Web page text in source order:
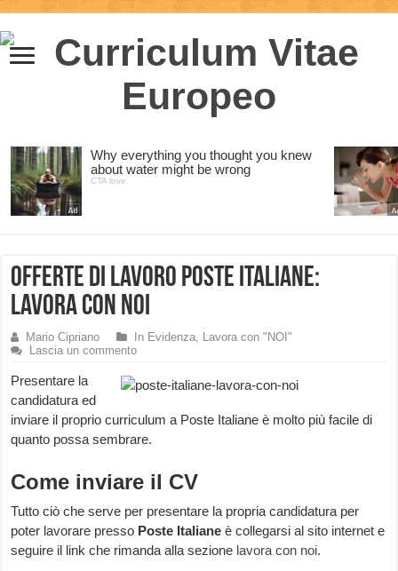
Offerte di Lavoro Poste Italiane:
lavora con noi
Mario Cipriano In Evidenza, Lavora con "NOI"
Lascia un commento
Presentare la
candidatura ed
inviare il proprio curriculum a Poste Italiane è molto più facile di
quanto possa sembrare.
Come inviare il CV
Tutto ciò che serve per presentare la propria candidatura per
poter lavorare presso Poste Italiane è collegarsi al sito internet e
seguire il link che rimanda alla sezione lavora con noi.